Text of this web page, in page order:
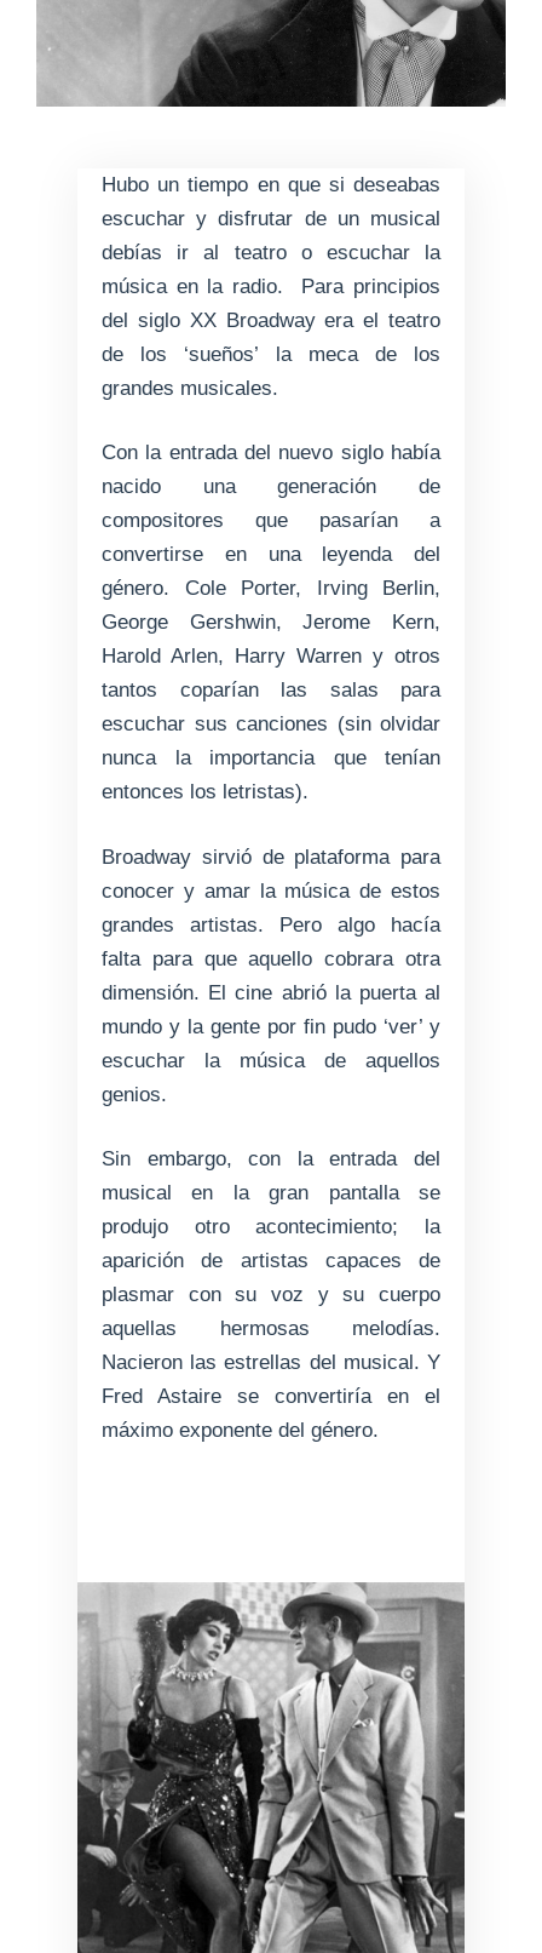
Hubo un tiempo en que si deseabas
escuchar y disfrutar de un musical
debías ir al teatro o escuchar la
música en la radio. Para principios
del siglo XX Broadway era el teatro
de los ‘sueños’ la meca de los
grandes musicales.
Con la entrada del nuevo siglo había
nacido una generación de
compositores que pasarían a
convertirse en una leyenda del
género. Cole Porter, Irving Berlin,
George Gershwin, Jerome Kern,
Harold Arlen, Harry Warren y otros
tantos coparían las salas para
escuchar sus canciones (sin olvidar
nunca la importancia que tenían
entonces los letristas).
Broadway sirvió de plataforma para
conocer y amar la música de estos
grandes artistas. Pero algo hacía
falta para que aquello cobrara otra
dimensión. El cine abrió la puerta al
mundo y la gente por fin pudo ‘ver’ y
escuchar la música de aquellos
genios.
Sin embargo, con la entrada del
musical en la gran pantalla se
produjo otro acontecimiento; la
aparición de artistas capaces de
plasmar con su voz y su cuerpo
aquellas hermosas melodías.
Nacieron las estrellas del musical. Y
Fred Astaire se convertiría en el
máximo exponente del género.